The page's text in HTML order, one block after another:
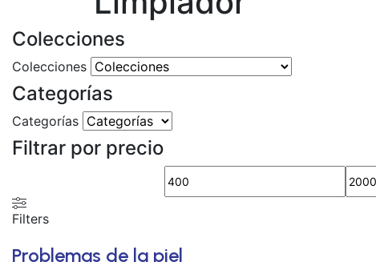
Colecciones
Colecciones
Categorías
Categorías
Filtrar por precio
Filters
Problemas de la piel